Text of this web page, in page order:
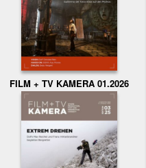
FILM + TV KAMERA 01.2026